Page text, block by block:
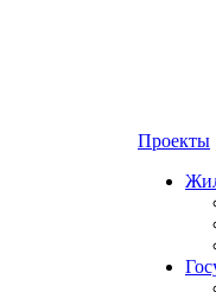
Проекты